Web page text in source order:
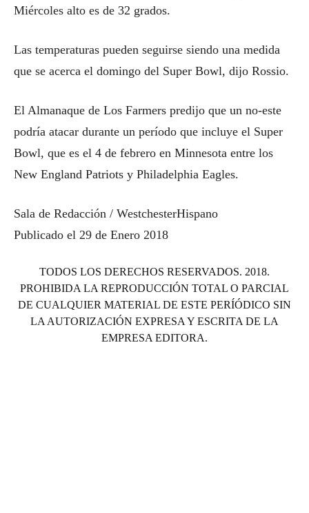
Miércoles alto es de 32 grados.
Las temperaturas pueden seguirse siendo una medida
que se acerca el domingo del Super Bowl, dijo Rossio.
El Almanaque de Los Farmers predijo que un no-este
podría atacar durante un período que incluye el Super
Bowl, que es el 4 de febrero en Minnesota entre los
New England Patriots y Philadelphia Eagles.
Sala de Redacción / WestchesterHispano
Publicado el 29 de Enero 2018
TODOS LOS DERECHOS RESERVADOS. 2018.
PROHIBIDA LA REPRODUCCIÓN TOTAL O PARCIAL
DE CUALQUIER MATERIAL DE ESTE PERÍÓDICO SIN
LA AUTORIZACIÓN EXPRESA Y ESCRITA DE LA
EMPRESA EDITORA.